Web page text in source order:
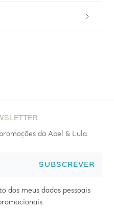
da Abel & Lula.
SUBSCREVER
dos meus dados pessoais